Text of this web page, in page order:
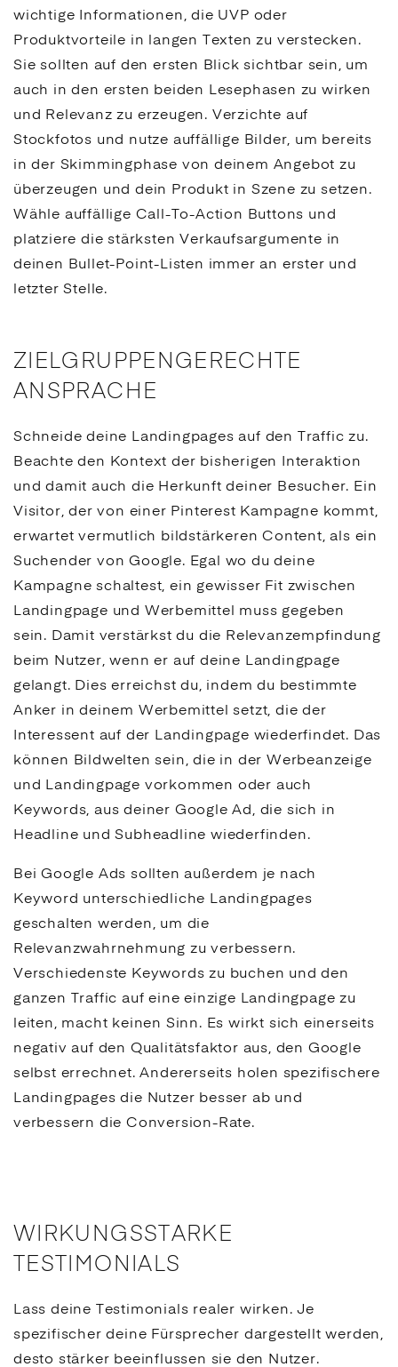
wichtige Informationen, die UVP oder
Produktvorteile in langen Texten zu verstecken.
Sie sollten auf den ersten Blick sichtbar sein, um
auch in den ersten beiden Lesephasen zu wirken
und Relevanz zu erzeugen. Verzichte auf
Stockfotos und nutze auffällige Bilder, um bereits
in der Skimmingphase von deinem Angebot zu
überzeugen und dein Produkt in Szene zu setzen.
Wähle auffällige Call-To-Action Buttons und
platziere die stärksten Verkaufsargumente in
deinen Bullet-Point-Listen immer an erster und
letzter Stelle.
ZIELGRUPPENGERECHTE
ANSPRACHE
Schneide deine Landingpages auf den Traffic zu.
Beachte den Kontext der bisherigen Interaktion
und damit auch die Herkunft deiner Besucher. Ein
Visitor, der von einer Pinterest Kampagne kommt,
erwartet vermutlich bildstärkeren Content, als ein
Suchender vonGoogle. Egal wo du deine
Kampagne schaltest, ein gewisser Fit zwischen
Landingpage und Werbemittel muss gegeben
sein. Damit verstärkst du die Relevanzempfindung
beim Nutzer, wenn er auf deine Landingpage
gelangt. Dies erreichst du, indem du bestimmte
Anker in deinem Werbemittel setzt, die der
Interessent auf der Landingpage wiederfindet. Das
können Bildwelten sein, die in der Werbeanzeige
und Landingpage vorkommen oder auch
Keywords, aus deiner Google Ad, die sich in
Headline und Subheadline wiederfinden.
BeiGoogle Ads sollten außerdem je nach
Keyword unterschiedliche Landingpages
geschalten werden, um die
Relevanzwahrnehmung zu verbessern.
Verschiedenste Keywords zu buchen und den
ganzen Traffic auf eine einzige Landingpage zu
leiten, macht keinen Sinn. Es wirkt sich einerseits
negativ auf den Qualitätsfaktor aus, den Google
selbst errechnet. Andererseits holen spezifischere
Landingpages die Nutzer besser ab und
verbessern dieConversion-Rate.
WIRKUNGSSTARKE
TESTIMONIALS
Lass deine Testimonials realer wirken. Je
spezifischer deine Fürsprecher dargestellt werden,
desto stärker beeinflussen sie den Nutzer.